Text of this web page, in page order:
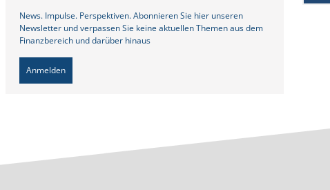
News. Impulse. Perspektiven. Abonnieren Sie hier unseren
Newsletter und verpassen Sie keine aktuellen Themen aus dem
Finanzbereich und darüber hinaus
Anmelden